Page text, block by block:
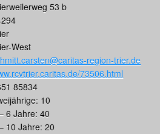
53 b
West
region-trier.de
73506.html
85834
10
6 Jahre: 40
10 Jahre: 20